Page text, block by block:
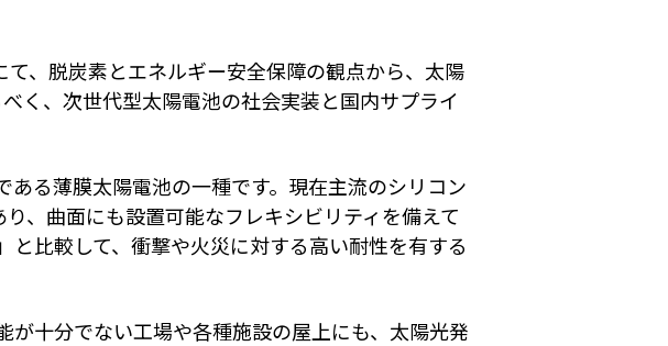
て、脱炭素とエネルギー安全保障の観点から、太陽
く、次世代型太陽電池の社会実装と国内サプライ
る薄膜太陽電池の一種です。現在主流のシリコン
、曲面にも設置可能なフレキシビリティを備えて
比較して、衝撃や火災に対する高い耐性を有する
が十分でない工場や各種施設の屋上にも、太陽光発